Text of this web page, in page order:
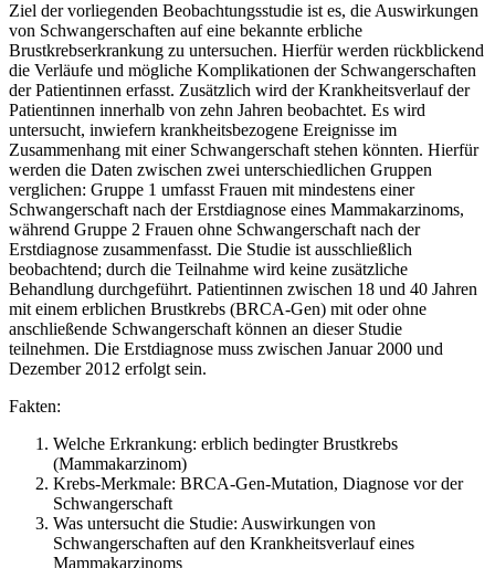
Ziel der vorliegenden Beobachtungsstudie ist es, die Auswirkungen
von Schwangerschaften auf eine bekannte erbliche
Brustkrebserkrankung zu untersuchen. Hierfür werden rückblickend
die Verläufe und mögliche Komplikationen der Schwangerschaften
der Patientinnen erfasst. Zusätzlich wird der Krankheitsverlauf der
Patientinnen innerhalb von zehn Jahren beobachtet. Es wird
untersucht, inwiefern krankheitsbezogene Ereignisse im
Zusammenhang mit einer Schwangerschaft stehen könnten. Hierfür
werden die Daten zwischen zwei unterschiedlichen Gruppen
verglichen: Gruppe 1 umfasst Frauen mit mindestens einer
Schwangerschaft nach der Erstdiagnose eines Mammakarzinoms,
während Gruppe 2 Frauen ohne Schwangerschaft nach der
Erstdiagnose zusammenfasst. Die Studie ist ausschließlich
beobachtend; durch die Teilnahme wird keine zusätzliche
Behandlung durchgeführt. Patientinnen zwischen 18 und 40 Jahren
mit einem erblichen Brustkrebs (BRCA-Gen) mit oder ohne
anschließende Schwangerschaft können an dieser Studie
teilnehmen. Die Erstdiagnose muss zwischen Januar 2000 und
Dezember 2012 erfolgt sein.
Fakten:
Welche Erkrankung: erblich bedingter Brustkrebs
(Mammakarzinom)
Krebs-Merkmale: BRCA-Gen-Mutation, Diagnose vor der
Schwangerschaft
Was untersucht die Studie: Auswirkungen von
Schwangerschaften auf den Krankheitsverlauf eines
Mammakarzinoms